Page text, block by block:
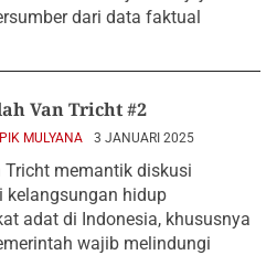
dari data faktual
Van Tricht #2
MULYANA 3 JANUARI 2025
Tricht memantik diskusi
kelangsungan hidup
adat di Indonesia, khususnya
wajib melindungi